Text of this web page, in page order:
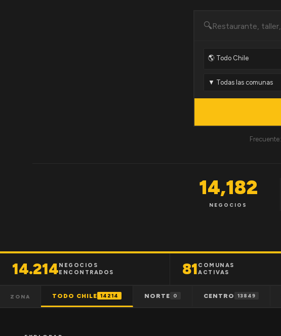
🔍
Frecuente:
14,182
NEGOCIOS
14.214NEGOCIOS
ENCONTRADOS
81COMUNAS
ACTIVAS
ZONA TODO CHILE 14214 NORTE 0 CENTRO 13849